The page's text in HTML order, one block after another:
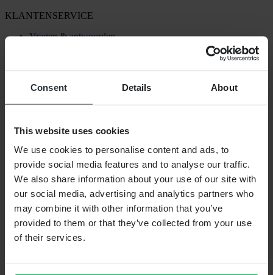
Consent Details About
This website uses cookies
We use cookies to personalise content and ads, to
provide social media features and to analyse our traffic.
We also share information about your use of our site with
our social media, advertising and analytics partners who
may combine it with other information that you’ve
provided to them or that they’ve collected from your use
of their services.
KLANTENSERVICE
Vragen & antwoorden
Over 24MX
VOLG ONS
BETALINGSMOGELIJKHEDEN
VERZENDOPTIES